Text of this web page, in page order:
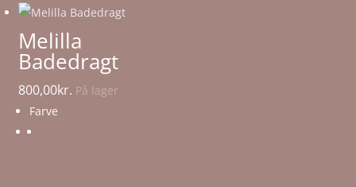
Melilla
Badedragt
800,00kr. På lager
Farve